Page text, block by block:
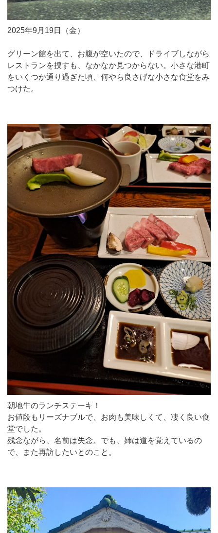
2025年9月19日（金）
グリーン館を出て、お腹が空いたので、ドライブしながら
レストランを捜すも、なかなか見つからない。小さな港町
をいくつか通り過ぎた頃、何やら良さげな小さな食堂をみ
つけた。
朝地牛のランチステーキ！
お値段もリーズナブルで、お肉も美味しくて、凄く良い食
堂でした。
残念ながら、名前は失念。でも、姉は道を覚えているの
で、また再訪したいとのこと。